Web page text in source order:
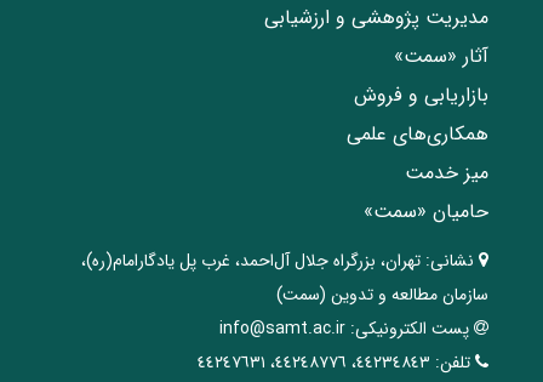
مدیریت پژوهشی و ارزشیابی
آثار «سمت»
بازاریابی و فروش
همکاری‌های علمی
میز خدمت
حامیان «سمت»
نشانی: تهران، ‌بزرگراه ‌جلال آل‌احمد، غرب پل يادگار‌امام(ره)‌،
سازمان مطالعه و تدوین‌ (سمت)
پست الکترونیکی: info@samt.ac.ir
تلفن: ٤٤٢٣٤٨٤٣، ٤٤٢٤٨٧٧٦، ٤٤٢٤٧٦٣١